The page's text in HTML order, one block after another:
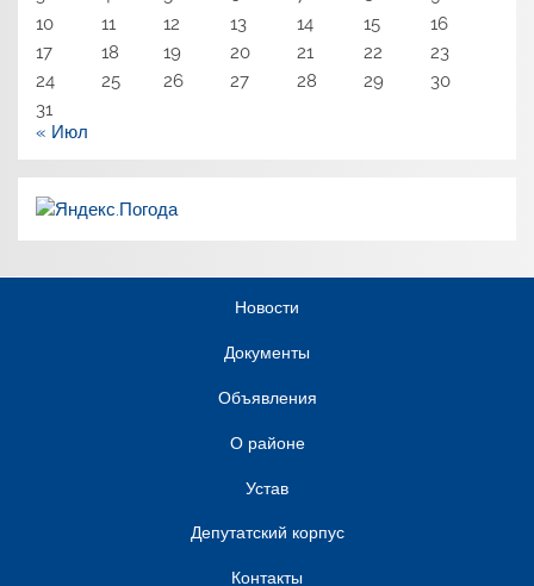
10
11 12 13 14 15
16
17
18 19 20 21 22
23
24
25 26 27 28 29
30
31
« Июл
Новости
Документы
Объявления
О районе
Устав
Депутатский корпус
Контакты